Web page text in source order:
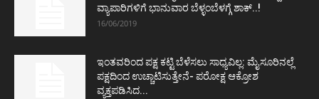
ವ್ಯಾಪಾರಿಗಳಿಗೆ ಭಾನುವಾರ ಬೆಳ್ಳಂಬೆಳಗ್ಗೆ ಶಾಕ್..!
16/06/2019
ಇಂತವರಿಂದ ಪಕ್ಷ ಕಟ್ಟಿ ಬೆಳೆಸಲು ಸಾಧ್ಯವಿಲ್ಲ: ಮೈಸೂರಿನಲ್ಲೆ
ಪಕ್ಷದಿಂದ ಉಚ್ಚಾಟಿಸುತ್ತೇನೆ- ಪರೋಕ್ಷ ಆಕ್ರೋಶ
ವ್ಯಕ್ತಪಡಿಸಿದ...